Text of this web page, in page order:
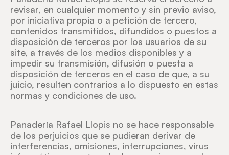
revisar, en cualquier momento y sin previo aviso,
por iniciativa propia o a petición de tercero,
contenidos transmitidos, difundidos o puestos a
disposición de terceros por los usuarios de su
site, a través de los medios disponibles y a
impedir su transmisión, difusión o puesta a
disposición de terceros en el caso de que, a su
juicio, resulten contrarios a lo dispuesto en estas
normas y condiciones de uso.
Panadería Rafael Llopis no se hace responsable
de los perjuicios que se pudieran derivar de
interferencias, omisiones, interrupciones, virus